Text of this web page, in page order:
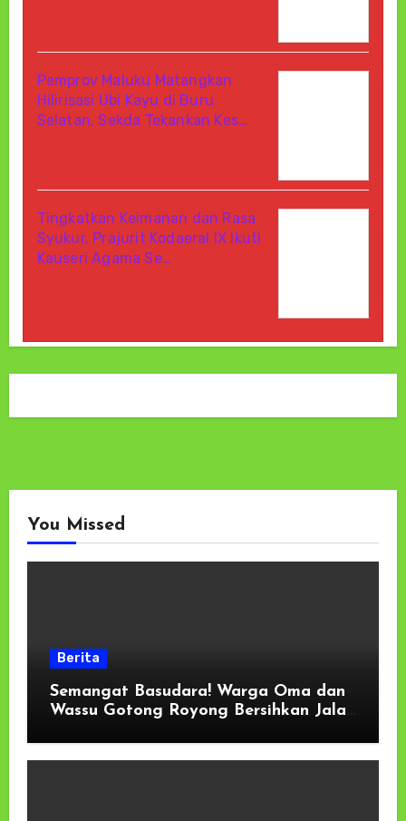
Pemprov Maluku Matangkan
Hilirisasi Ubi Kayu di Buru
Selatan, Sekda Tekankan Kes…
Tingkatkan Keimanan dan Rasa
Syukur, Prajurit Kodaeral IX Ikuti
Kauseri Agama Se…
You Missed
Berita
Semangat Basudara! Warga Oma dan
Wassu Gotong Royong Bersihkan Jalan